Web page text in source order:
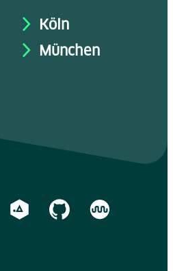
Köln
München